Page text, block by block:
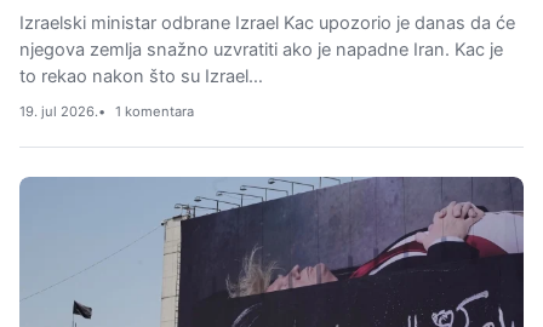
Izraelski ministar odbrane Izrael Kac upozorio je danas da će
njegova zemlja snažno uzvratiti ako je napadne Iran. Kac je
to rekao nakon što su Izrael…
19. jul 2026. 1 komentara